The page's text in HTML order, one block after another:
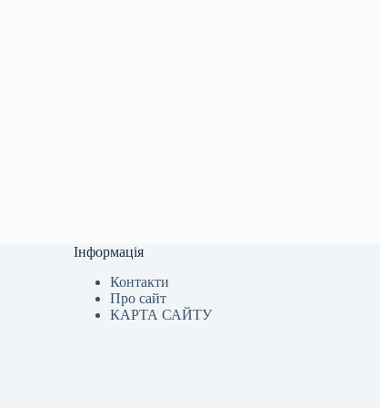
Інформація
Контакти
Про сайт
КАРТА САЙТУ